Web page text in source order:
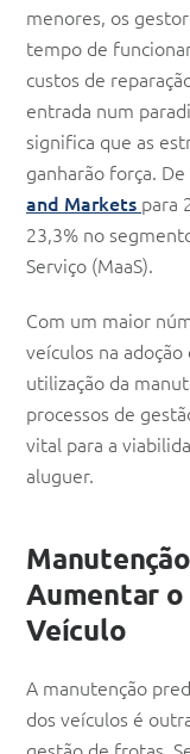
menores, os
tempo de
custos de
entrada num
significa que as
ganharão força.
and Markets para
23,3% no
Serviço (MaaS).
Com um maior
veículos na
utilização da
processos de
vital para a
aluguer.
Aumentar
Veículo
A manutenção
dos veículos é